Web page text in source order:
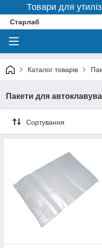
Товари для
Старлаб
Каталог товарів
Пакети для
Сортування